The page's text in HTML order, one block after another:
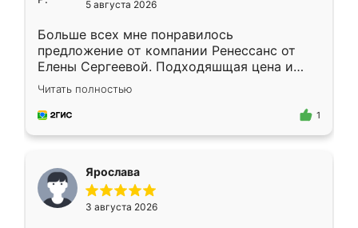
5 августа 2026
Больше всех мне понравилось
предложение от компании Ренессанс от
Елены Сергеевой. Подходяшщая цена и
короткие сроки изготовления. Приехавший
для замера сотрудник Владислав
предложил по моему эскизу самый
Читать полностью
1
Ярослава
3 августа 2026